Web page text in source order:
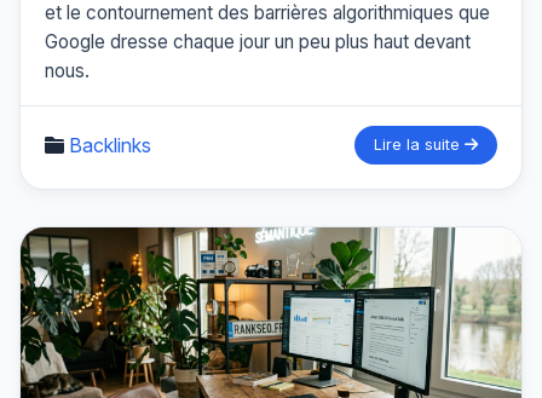
et le contournement des barrières algorithmiques que
Google dresse chaque jour un peu plus haut devant
nous.
Backlinks Lire la suite